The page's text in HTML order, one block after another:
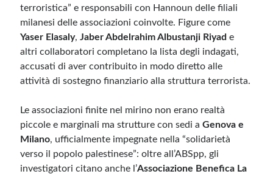
terroristica” e responsabili con Hannoun delle filiali
milanesi delle associazioni coinvolte. Figure come
Yaser Elasaly,Jaber Abdelrahim Albustanji Riyad e
altri collaboratori completano la lista degli indagati,
accusati di aver contribuito in modo diretto alle
attività di sostegno finanziario alla struttura terrorista.
Le associazioni finite nel mirino non erano realtà
piccole e marginali ma strutture con sedi aGenova e
Milano, ufficialmente impegnate nella “solidarietà
verso il popolo palestinese”: oltre all’ABSpp, gli
investigatori citano anche l’Associazione Benefica La